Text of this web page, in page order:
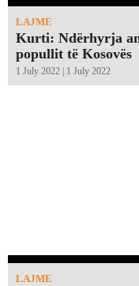
LAJME
Kurti: Ndërhyrja
popullit të Kosovës
1 July 2022 | 1 July 2022
LAJME